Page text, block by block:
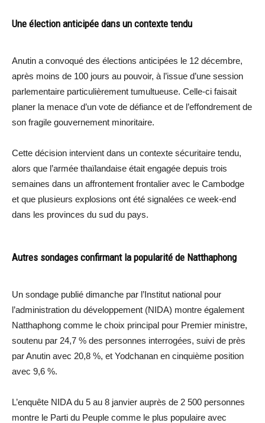
Une élection anticipée dans un contexte tendu
Anutin a convoqué des élections anticipées le 12 décembre,
après moins de 100 jours au pouvoir, à l’issue d’une session
parlementaire particulièrement tumultueuse. Celle-ci faisait
planer la menace d’un vote de défiance et de l’effondrement de
son fragile gouvernement minoritaire.
Cette décision intervient dans un contexte sécuritaire tendu,
alors que l’armée thaïlandaise était engagée depuis trois
semaines dans un affrontement frontalier avec le Cambodge
et que plusieurs explosions ont été signalées ce week-end
dans les provinces du sud du pays.
Autres sondages confirmant la popularité de Natthaphong
Un sondage publié dimanche par l’Institut national pour
l’administration du développement (NIDA) montre également
Natthaphong comme le choix principal pour Premier ministre,
soutenu par 24,7 % des personnes interrogées, suivi de près
par Anutin avec 20,8 %, et Yodchanan en cinquième position
avec 9,6 %.
L’enquête NIDA du 5 au 8 janvier auprès de 2 500 personnes
montre le Parti du Peuple comme le plus populaire avec